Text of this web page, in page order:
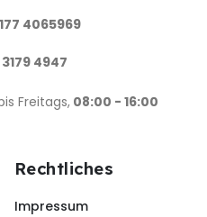
4065969
4947
Freitags, 08:00 - 16:00
Rechtliches
Impressum